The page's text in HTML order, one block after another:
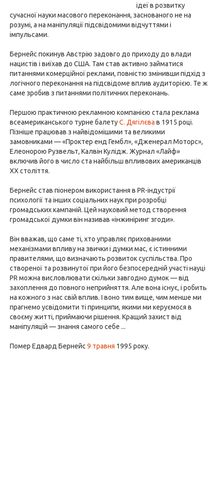
ідеї в розвитку
сучасної науки масового переконання, заснованого не на
розумі, а на маніпуляції підсвідомими відчуттями і
імпульсами.
Бернейс покинув Австрію задовго до приходу до влади
нацистів і виїхав до США. Там став активно займатися
питаннями комерційної реклами, повністю змінивши підхід з
логічного переконання на підсвідоме вплив аудиторією. Те ж
саме зробив з питаннями політичних переконань.
Першою практичною рекламною компанією стала реклама
всеамериканського турне балетуС. Дягілєва в 1915 році.
Пізніше працював з найвідомішими та великими
замовниками — «Проктер енд Гембл», «Дженерал Моторс»,
Елеонорою Рузвельт, Калвін Кулідж. Журнал «Лайф»
включив його в число ста найбільш впливових американців
XX століття.
Бернейс став піонером використання в PR-індустрії
психології та інших соціальних наук при розробці
громадських кампаній. Цей науковий метод створення
громадської думки він називав «інжиніринг згоди».
Він вважав, що саме ті, хто управляє прихованими
механізмами впливу на звички і думки мас, є істинними
правителями, що визначають розвиток суспільства. Про
створеної та розвинутої при його безпосередній участі науці
PR можна висловлювати скільки завгодно думок — від
захоплення до повного неприйняття. Але вона існує, і робить
на кожного з нас свій вплив. І воно тим вище, чим менше ми
прагнемо усвідомити ті принципи, якими ми керуємося в
своєму житті, приймаючи рішення. Кращий захист від
маніпуляцій — знання самого себе ...
Помер Едвард Бернейс 9 травня 1995 року.